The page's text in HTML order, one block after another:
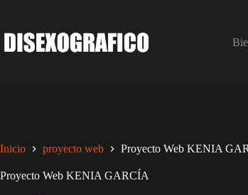
contenido
Inicio proyecto web Proyecto Web KENIA
Proyecto Web KENIA GARCÍA